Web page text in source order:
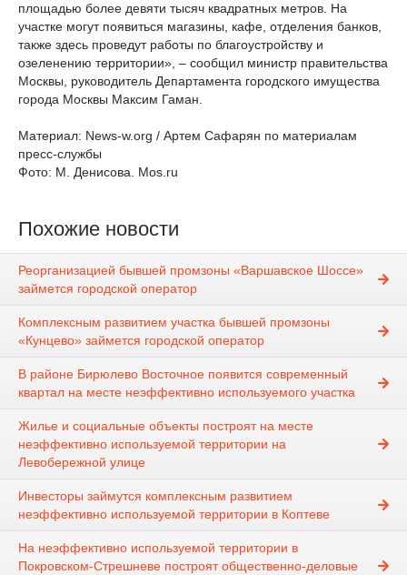
площадью более девяти тысяч квадратных метров. На
участке могут появиться магазины, кафе, отделения банков,
также здесь проведут работы по благоустройству и
озеленению территории», – сообщил министр правительства
Москвы, руководитель Департамента городского имущества
города Москвы Максим Гаман.
Материал: News-w.org / Артем Сафарян по материалам
пресс-службы
Фото: М. Денисова. Mos.ru
Похожие новости
Реорганизацией бывшей промзоны «Варшавское Шоссе»
займется городской оператор
Комплексным развитием участка бывшей промзоны
«Кунцево» займется городской оператор
В районе Бирюлево Восточное появится современный
квартал на месте неэффективно используемого участка
Жилье и социальные объекты построят на месте
неэффективно используемой территории на
Левобережной улице
Инвесторы займутся комплексным развитием
неэффективно используемой территории в Коптеве
На неэффективно используемой территории в
Покровском-Стрешневе построят общественно-деловые